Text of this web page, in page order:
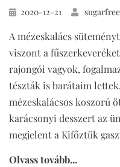
Közzétéve
2020-12-21
A mézeskalács
viszont a
rajongói vagyok,
tészták is barátaim
mézeskalácsos koszorú
karácsonyi desszert az
megjelent a Kifőztük
Olvass tovább...